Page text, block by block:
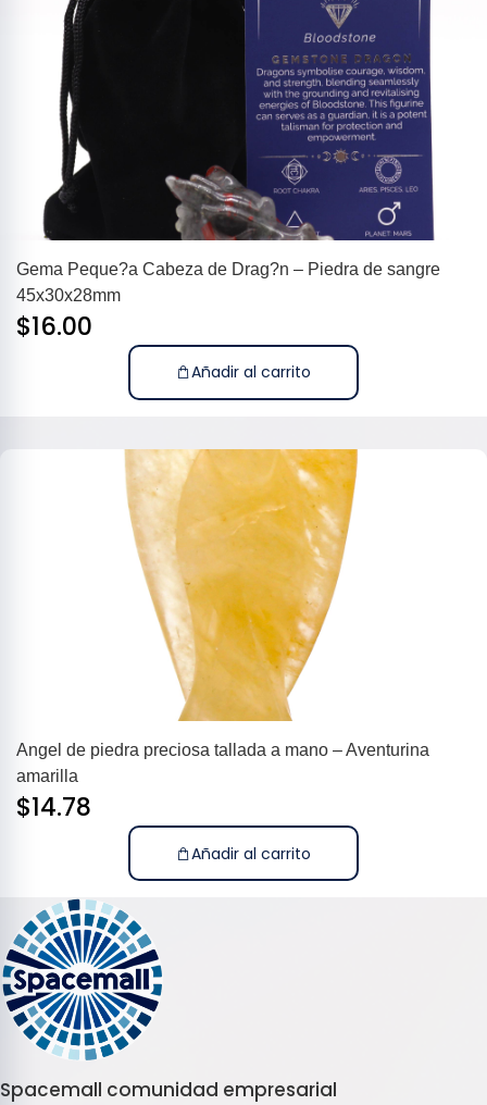
Gema Peque?a Cabeza de Drag?n – Piedra de sangre
45x30x28mm
$16.00
Añadir al carrito
Angel de piedra preciosa tallada a mano – Aventurina
amarilla
$14.78
Añadir al carrito
Spacemall comunidad empresarial